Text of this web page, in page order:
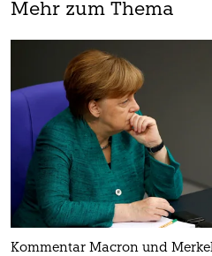
Mehr zum Thema
Kommentar Macron und